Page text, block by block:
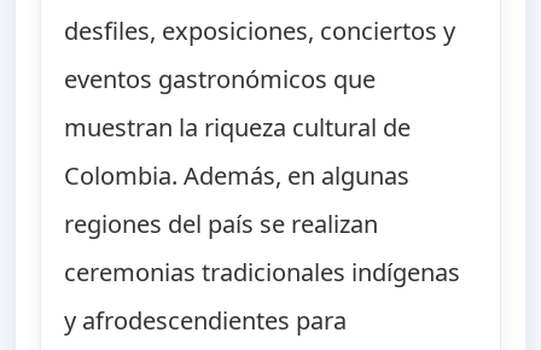
desfiles, exposiciones, conciertos y
eventos gastronómicos que
muestran la riqueza cultural de
Colombia. Además, en algunas
regiones del país se realizan
ceremonias tradicionales indígenas
y afrodescendientes para